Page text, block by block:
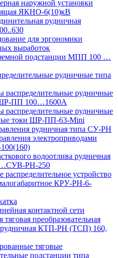
наружной установки
ЯКНО-6(10)кВ
рудничная
для эргономики
выработок
подстанции МПП 100 …
рудничные типа
рудничные
ПП 100…1600А
рудничные
токи ШР-ПП-63-Mini
рудничная типа СУ-РН
электроприводами
водоотлива рудничная
РН-250
распределительное устройство
КРУ-РН-6-
контактной сети
преобразовательная
рудничная КТП-РН (ТСП) 160,
тяговые
подстанции типа